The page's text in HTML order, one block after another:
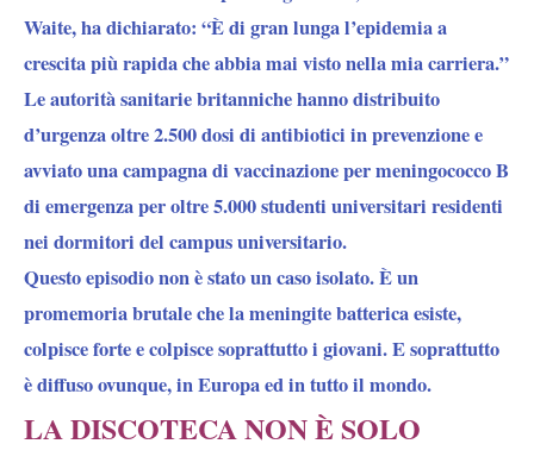
Waite, ha dichiarato: “È di gran lunga l’epidemia a
crescita più rapida che abbia mai visto nella mia carriera.”
Le autorità sanitarie britanniche hanno distribuito
d’urgenza oltre 2.500 dosi di antibiotici in prevenzione e
avviato una campagna di vaccinazione per meningococco B
di emergenza per oltre 5.000 studenti universitari residenti
nei dormitori del campus universitario.
Questo episodio non è stato un caso isolato. È un
promemoria brutale che la meningite batterica esiste,
colpisce forte e colpisce soprattutto i giovani. E soprattutto
è diffuso ovunque, in Europa ed in tutto il mondo.
LA DISCOTECA NON È SOLO